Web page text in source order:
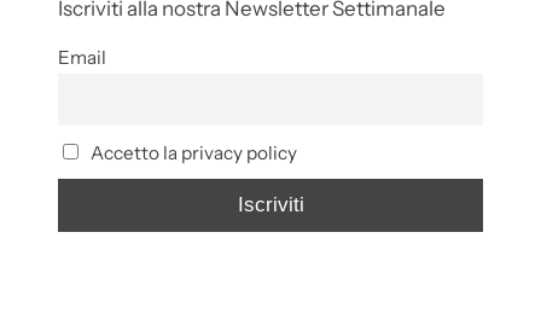
Iscriviti alla nostra Newsletter Settimanale
Email
Accetto la privacy policy